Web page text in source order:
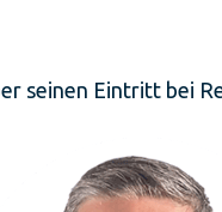
seinen Eintritt bei